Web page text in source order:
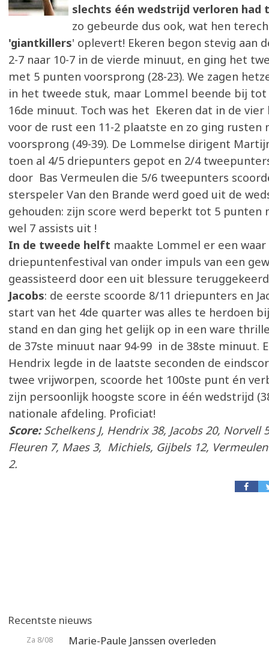
slechts één wedstrijd verloren had
zo gebeurde dus ook, wat hen
'giantkillers' oplevert! Ekeren begon stevig aan
2-7 naar 10-7 in de vierde minuut, en ging het
met 5 punten voorsprong (28-23). We zagen
in het tweede stuk, maar Lommel beende bij tot
16de minuut. Toch was het Ekeren dat in de
voor de rust een 11-2 plaatste en zo ging rusten
voorsprong (49-39). De Lommelse dirigent
toen al 4/5 driepunters gepot en 2/4
door Bas Vermeulen die 5/6 tweepunters
sterspeler Van den Brande werd goed uit de
gehouden: zijn score werd beperkt tot 5 punten
wel 7 assists uit !
In de tweede helft maakte Lommel er een waar
driepuntenfestival van onder impuls van een
geassisteerd door een uit blessure
Jacobs: de eerste scoorde 8/11 driepunters en
start van het 4de quarter was alles te herdoen
stand en dan ging het gelijk op in een ware
de 37ste minuut naar 94-99 in de 38ste minuut.
Hendrix legde in de laatste seconden de
twee vrijworpen, scoorde het 100ste punt én
zijn persoonlijk hoogste score in één wedstrijd
nationale afdeling. Proficiat!
Score:Schelkens J, Hendrix 38, Jacobs 20, Norvell
Fleuren 7, Maes 3, Michiels, Gijbels 12,
2.
Recentste nieuws
Za 8/08 Marie-Paule Janssen overleden